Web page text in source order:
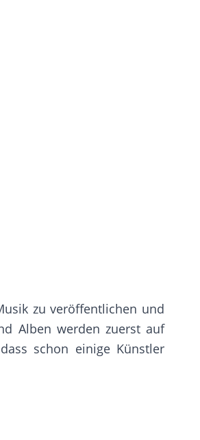
zu veröffentlichen und
Alben werden zuerst auf
schon einige Künstler